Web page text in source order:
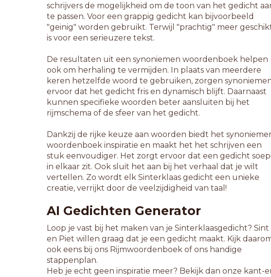
schrijvers de mogelijkheid om de toon van het gedicht
te passen. Voor een grappig gedicht kan bijvoorbeeld
"geinig" worden gebruikt. Terwijl "prachtig" meer
is voor een serieuzere tekst.
De resultaten uit een synoniemen woordenboek helpen
ook om herhaling te vermijden. In plaats van meerdere
keren hetzelfde woord te gebruiken, zorgen
ervoor dat het gedicht fris en dynamisch blijft. Daarnaast
kunnen specifieke woorden beter aansluiten bij het
rijmschema of de sfeer van het gedicht.
Dankzij de rijke keuze aan woorden biedt het
woordenboek inspiratie en maakt het het schrijven een
stuk eenvoudiger. Het zorgt ervoor dat een gedicht
in elkaar zit. Ook sluit het aan bij het verhaal dat je wilt
vertellen. Zo wordt elk Sinterklaas gedicht een unieke
creatie, verrijkt door de veelzijdigheid van taal!
AI Gedichten Generator
Loop je vast bij het maken van je Sinterklaasgedicht? Sint
en Piet willen graag dat je een gedicht maakt. Kijk
ook eens bij ons Rijmwoordenboek of ons handige
stappenplan.
Heb je echt geen inspiratie meer? Bekijk dan onze kant-